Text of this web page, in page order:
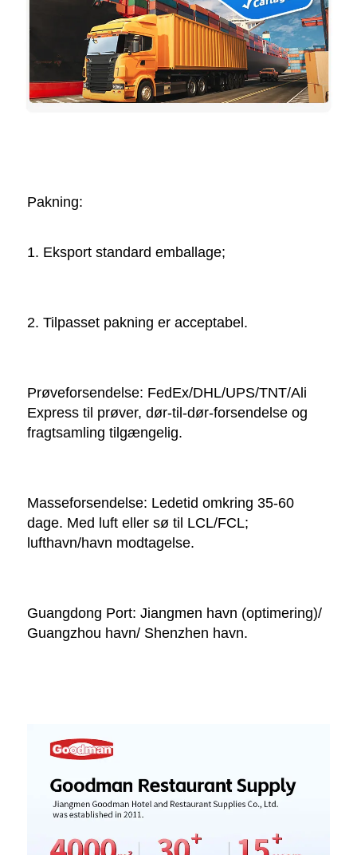
Pakning:
1. Eksport standard emballage;
2. Tilpasset pakning er acceptabel.
Prøveforsendelse: FedEx/DHL/UPS/TNT/Ali
Express til prøver, dør-til-dør-forsendelse og
fragtsamling tilgængelig.
Masseforsendelse: Ledetid omkring 35-60
dage. Med luft eller sø til LCL/FCL;
lufthavn/havn modtagelse.
Guangdong Port: Jiangmen havn (optimering)/
Guangzhou havn/ Shenzhen havn.